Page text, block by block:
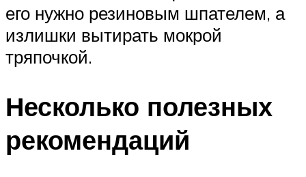
его нужно резиновым шпателем, а
излишки вытирать мокрой
тряпочкой.
Несколько полезных
рекомендаций